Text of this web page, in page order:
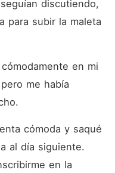
discutiendo,
para subir la maleta
en mi
me había
cómoda y saqué
al día siguiente.
en la